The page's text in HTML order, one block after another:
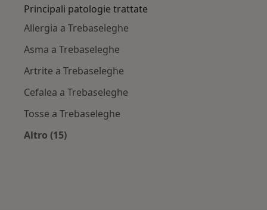
Principali patologie trattate
Allergia a Trebaseleghe
Asma a Trebaseleghe
Artrite a Trebaseleghe
Cefalea a Trebaseleghe
Tosse a Trebaseleghe
Altro (15)